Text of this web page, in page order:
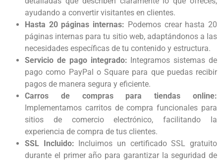
ayudando a convertir visitantes en clientes.
Hasta 20 páginas internas: Podemos crear hasta 20
páginas internas para tu sitio web, adaptándonos a las
necesidades específicas de tu contenido y estructura.
Servicio de pago integrado:
Integramos sistemas de
pago como PayPal o Square para que puedas recibir
pagos de manera segura y eficiente.
Carros de compras para tiendas online:
Implementamos carritos de compra funcionales para
sitios de comercio electrónico, facilitando la
experiencia de compra de tus clientes.
SSL Incluido:
Incluimos un certificado SSL gratuito
durante el primer año para garantizar la seguridad de